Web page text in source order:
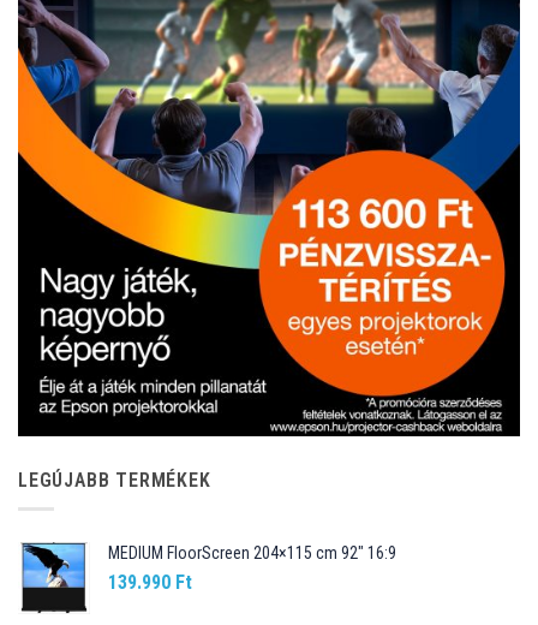
LEGÚJABB TERMÉKEK
MEDIUM FloorScreen 204×115 cm 92″ 16:9
139.990 Ft